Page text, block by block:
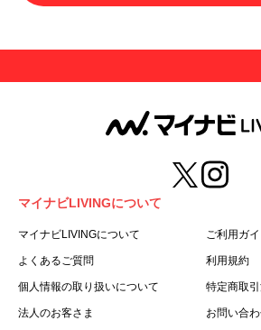
用することはできません。
第３条（用語の定義）
１.「本サ―ビス」とは、第１章第１条
営するマイナビLIVINGを意味します。
２.「利用者」とは、第１章第２条に規
利用する個人を意味します。
３.「本サイト」とは、当社が運営する
ます。
５.「会員」とは、第２章第１条に基づ
マイナビLIVINGについて
マイナビLIVINGについて ご利用ガ
よくあるご質問 利用規約
個人情報の取り扱いについて 特定商取
法人のお客さま お問い合